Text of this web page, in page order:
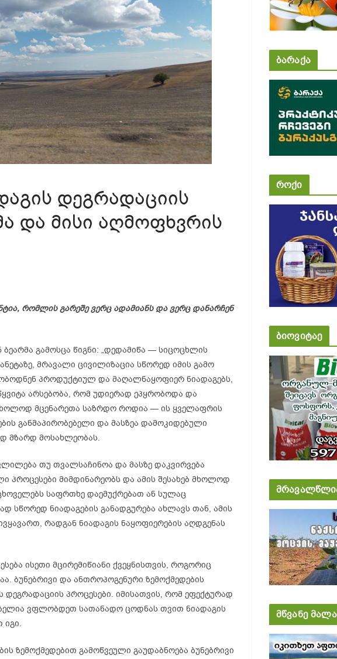
დეგრადაციის
და მისი აღმოფხვრის
რომლის გარეშე ვერც ადამიანს და ვერც დანარჩენ
გამოსცა წიგნი: „დედამიწა — სიცოცხლის
მრავალი ცივილიზაცია სწორედ იმის გამო
პროდუქტიულ და მაღალნაყოფიერ ნიადაგებს,
არსებობა, რომ უდიერად ეპყრობოდა და
მცენარეთა საზრდო როდია — ის ყველაფრის
განმაპირობებელი და მასზეა დამოკიდებული
მზარდ მოსახლეობას.
თუ თვალსაჩინოა და მასზე დაკვირვება
პროცესები მიმდინარეობს და ამის შესახებ მხოლოდ
საფრთხე დაემუქრებათ ან სულაც
სწორედ ნიადაგების განადგურება ახლავს თან, ამის
რადგან ნიადაგის ნაყოფიერების აღდგენას
ისეთი მცირემიწიანი ქვეყნისთვის, როგორიც
ბუნებრივი და ანთროპოგენური ზემოქმედების
დეგრადაციის პროცესები. იმისათვის, რომ ეფექტურად
ვფლობდეთ სათანადო ცოდნას თვით ნიადაგის
იგი.
ზემოქმედებით გამოწვეული გაუდაბნოება ბუნებრივი
ბარაქა
როქი
ბიოვიტაე
მწვანე